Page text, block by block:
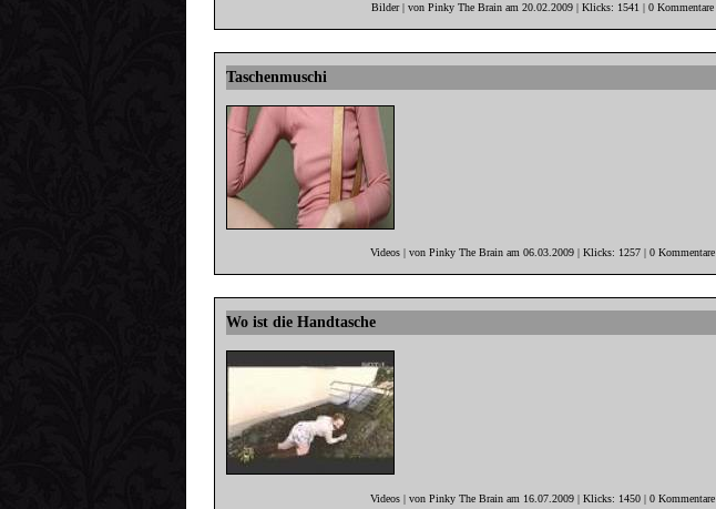
Bilder | von Pinky The Brain am 20.02.2009 | Klicks: 1541 | 0 Kommentare
Taschenmuschi
Videos | von Pinky The Brain am 06.03.2009 | Klicks: 1257 | 0 Kommentare
Wo ist die Handtasche
Videos | von Pinky The Brain am 16.07.2009 | Klicks: 1450 | 0 Kommentare